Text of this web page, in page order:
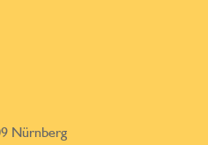
Nürnberg